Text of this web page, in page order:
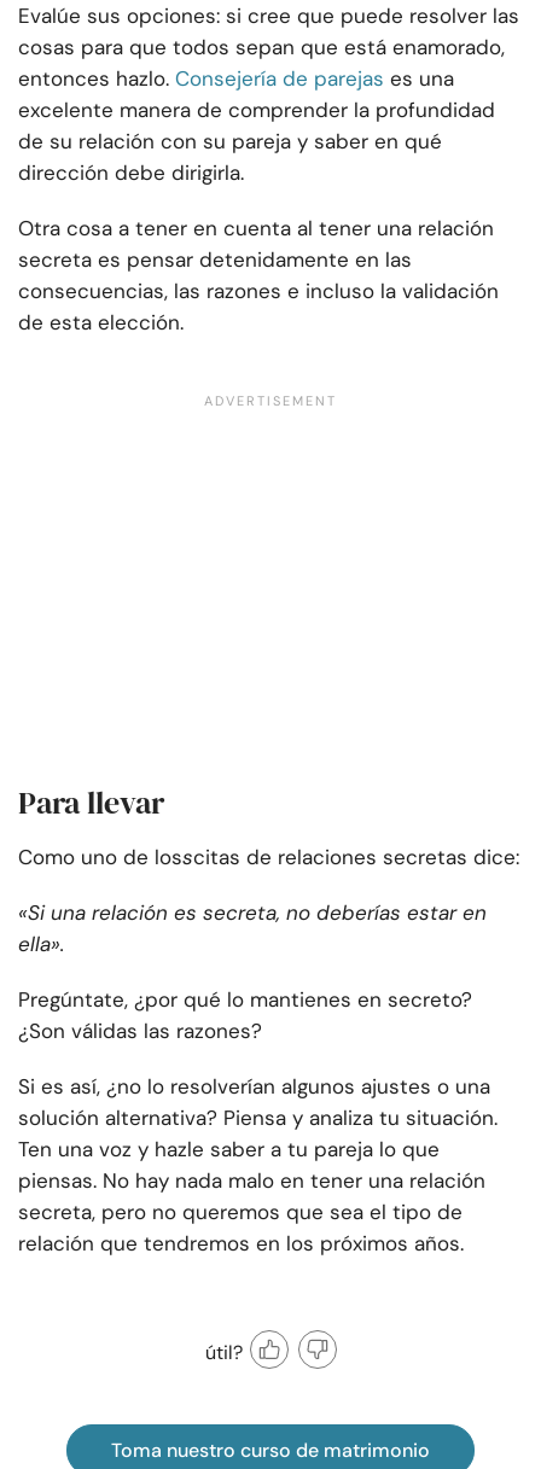
Evalúe sus opciones: si cree que puede resolver las
cosas para que todos sepan que está enamorado,
entonces hazlo. Consejería de parejas es una
excelente manera de comprender la profundidad
de su relación con su pareja y saber en qué
dirección debe dirigirla.
Otra cosa a tener en cuenta al tener una relación
secreta es pensar detenidamente en las
consecuencias, las razones e incluso la validación
de esta elección.
Para llevar
Como uno de losscitas de relaciones secretas dice:
«Si una relación es secreta, no deberías estar en
ella».
Pregúntate, ¿por qué lo mantienes en secreto?
¿Son válidas las razones?
Si es así, ¿no lo resolverían algunos ajustes o una
solución alternativa? Piensa y analiza tu situación.
Ten una voz y hazle saber a tu pareja lo que
piensas. No hay nada malo en tener una relación
secreta, pero no queremos que sea el tipo de
relación que tendremos en los próximos años.
útil?
Toma nuestro curso de matrimonio